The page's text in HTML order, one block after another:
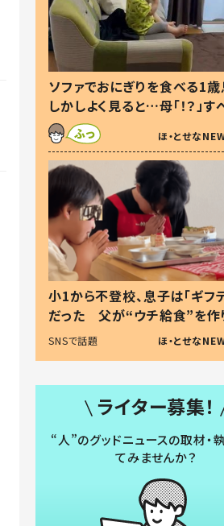
ソファでおにぎりを食べる1
しかしよく見ると…母「！？」す
察した母の投稿に「可愛いから
す！」「現行犯〜」
ほ・とせな
小1から不登校、息子は「ギフ
だった 父が“ウチ給食”を作
る理由とは #令和の親 #令和
SNSで話題 ほ・とせな
ライター募集！
“人”のグッドニュースの取材・
てみませんか？